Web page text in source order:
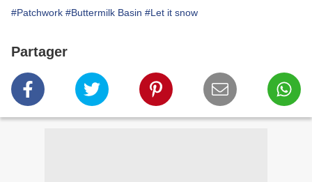
#Patchwork #Buttermilk Basin #Let it snow
Partager